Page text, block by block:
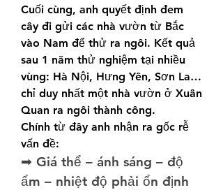
Cuối cùng, anh quyết định đem
cây đi gửi các nhà vườn từ Bắc
vào Nam để thử ra ngôi. Kết quả
sau 1 năm thử nghiệm tại nhiều
vùng: Hà Nội, Hưng Yên, Sơn La…
chỉ duy nhất một nhà vườn ở Xuân
Quan ra ngôi thành công.
Chính từ đây anh nhận ra gốc rễ
vấn đề:
➡ Giá thể – ánh sáng – độ
ẩm – nhiệt độ phải ổn định